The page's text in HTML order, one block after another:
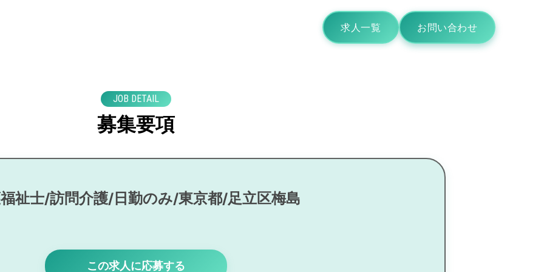
求人一覧 お問い合わせ
JOB DETAIL
募集要項
祉士/訪問介護/日勤のみ/東京都/足立区梅島
この求人に応募する